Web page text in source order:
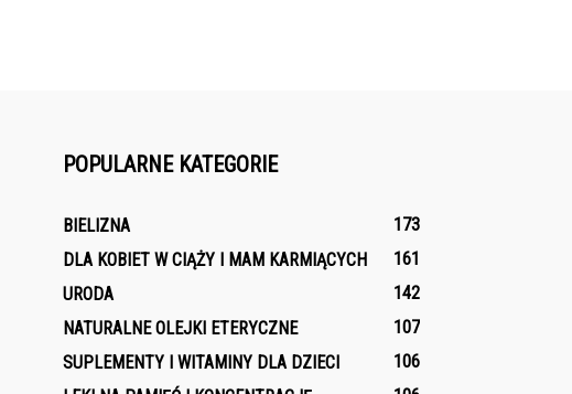
POPULARNE KATEGORIE
BIELIZNA
173
DLA KOBIET W CIĄŻY I MAM KARMIĄCYCH
161
URODA
142
NATURALNE OLEJKI ETERYCZNE
107
SUPLEMENTY I WITAMINY DLA DZIECI
106